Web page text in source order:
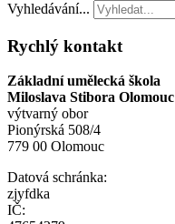
Vyhledávání...
Rychlý kontakt
Základní umělecká škola
Miloslava Stibora Olomouc
výtvarný obor
Pionýrská 508/4
779 00 Olomouc
Datová schránka:
zjyfdka
IČ: